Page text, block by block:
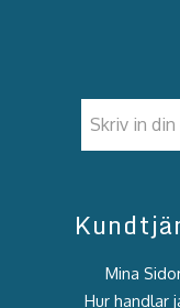
Mina
Hur handlar